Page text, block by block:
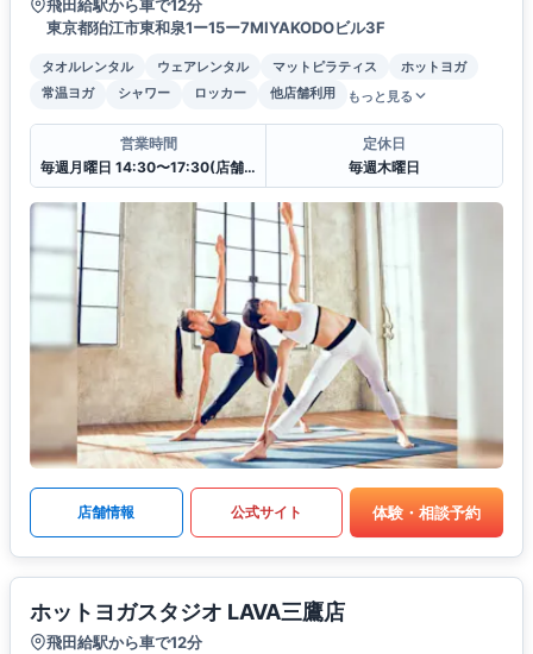
飛田給駅から車で12分
東京都狛江市東和泉1ー15ー7MIYAKODOビル3F
タオルレンタル ウェアレンタル マットピラティス
ホットヨガ
常温ヨガ
シャワー ロッカー 他店舗利用 もっと見る
営業時間
毎週月曜日 14:30〜17:30(店舗クローズ)
定休日
毎週木曜日
店舗情報 公式サイト 体験・相談予約
ホットヨガスタジオ LAVA三鷹店
飛田給駅から車で12分